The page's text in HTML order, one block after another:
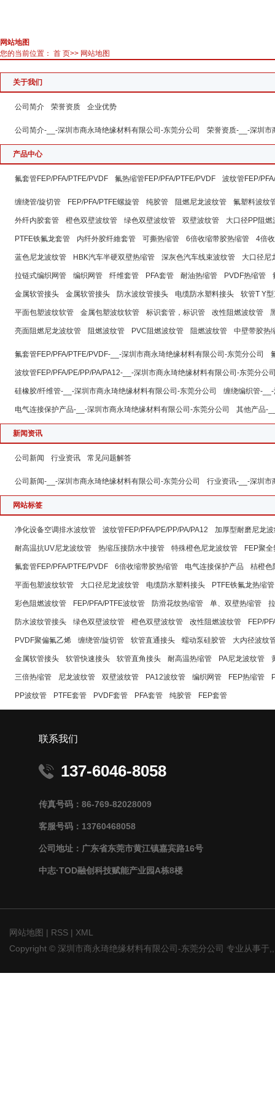
网站地图
您的当前位置： 首 页>> 网站地图
关于我们
公司简介 荣誉资质 企业优势
公司简介-__-深圳市商永琦绝缘材料有限公司-东莞分公司 荣誉资质-__-深圳市
产品中心
氟套管FEP/PFA/PTFE/PVDF 氟热缩管FEP/PFA/PTFE/PVDF 波纹管FEP/
缠绕管/旋切管 FEP/PFA/PTFE螺旋管 纯胶管 阻燃尼龙波纹管 氟塑料波纹
外纤内胶套管 橙色双壁波纹管 绿色双壁波纹管 双壁波纹管 大口径PP阻燃
PTFE铁氟龙套管 内纤外胶纤維套管 可撕热缩管 6倍收缩带胶热缩管 4倍
蓝色尼龙波纹管 HBK汽车半硬双壁热缩管 深灰色汽车线束波纹管 大口径尼
拉链式编织网管 编织网管 纤维套管 PFA套管 耐油热缩管 PVDF热缩管
金属软管接头 金属软管接头 防水波纹管接头 电缆防水塑料接头 软管T Y
平面包塑波纹软管 金属包塑波纹软管 标识套管，标识管 改性阻燃波纹管
亮面阻燃尼龙波纹管 阻燃波纹管 PVC阻燃波纹管 阻燃波纹管 中壁带胶热
氟套管FEP/PFA/PTFE/PVDF-__-深圳市商永琦绝缘材料有限公司-东莞分公司
波纹管FEP/PFA/PE/PP/PA/PA12-__-深圳市商永琦绝缘材料有限公司-东莞分公
硅橡胶/纤维管-__-深圳市商永琦绝缘材料有限公司-东莞分公司 缠绕编织管-
电气连接保护产品-__-深圳市商永琦绝缘材料有限公司-东莞分公司 其他产品-
新闻资讯
公司新闻 行业资讯 常见问题解答
公司新闻-__-深圳市商永琦绝缘材料有限公司-东莞分公司 行业资讯-__-深圳市
网站标签
净化设备空调排水波纹管 波纹管FEP/PFA/PE/PP/PA/PA12 加厚型耐磨尼龙
耐高温抗UV尼龙波纹管 热缩压接防水中接管 特殊橙色尼龙波纹管 FEP聚
氟套管FEP/PFA/PTFE/PVDF 6倍收缩带胶热缩管 电气连接保护产品 桔橙色
平面包塑波纹软管 大口径尼龙波纹管 电缆防水塑料接头 PTFE铁氟龙热缩管
彩色阻燃波纹管 FEP/PFA/PTFE波纹管 防滑花纹热缩管 单、双壁热缩管
防水波纹管接头 绿色双壁波纹管 橙色双壁波纹管 改性阻燃波纹管 FEP/
PVDF聚偏氟乙烯 缠绕管/旋切管 软管直通接头 蠕动泵硅胶管 大内径波纹
金属软管接头 软管快速接头 软管直角接头 耐高温热缩管 PA尼龙波纹管
三倍热缩管 尼龙波纹管 双壁波纹管 PA12波纹管 编织网管 FEP热缩管
PP波纹管 PTFE套管 PVDF套管 PFA套管 纯胶管 FEP套管
联系我们
137-6046-8058
传真号码：86-769-82028009
客服号码：13760468058
公司地址：广东省东莞市黄江镇嘉宾路16号
中志·TOD融创科技赋能产业园A栋8楼
网站地图 | RSS | XML
Copyright © 深圳市商永琦绝缘材料有限公司-东莞分公司 专业从事于